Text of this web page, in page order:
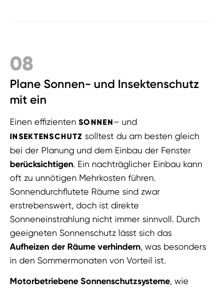
08
Plane Sonnen- und Insektenschutz
mit ein
Einen effizienten SONNEN– und
INSEKTENSCHUTZ solltest du am besten gleich
bei der Planung und dem Einbau der Fenster
berücksichtigen. Ein nachträglicher Einbau kann
oft zu unnötigen Mehrkosten führen.
Sonnendurchflutete Räume sind zwar
erstrebenswert, doch ist direkte
Sonneneinstrahlung nicht immer sinnvoll. Durch
geeigneten Sonnenschutz lässt sich das
Aufheizen der Räume verhindern, was besonders
in den Sommermonaten von Vorteil ist.
Motorbetriebene Sonnenschutzsysteme, wie